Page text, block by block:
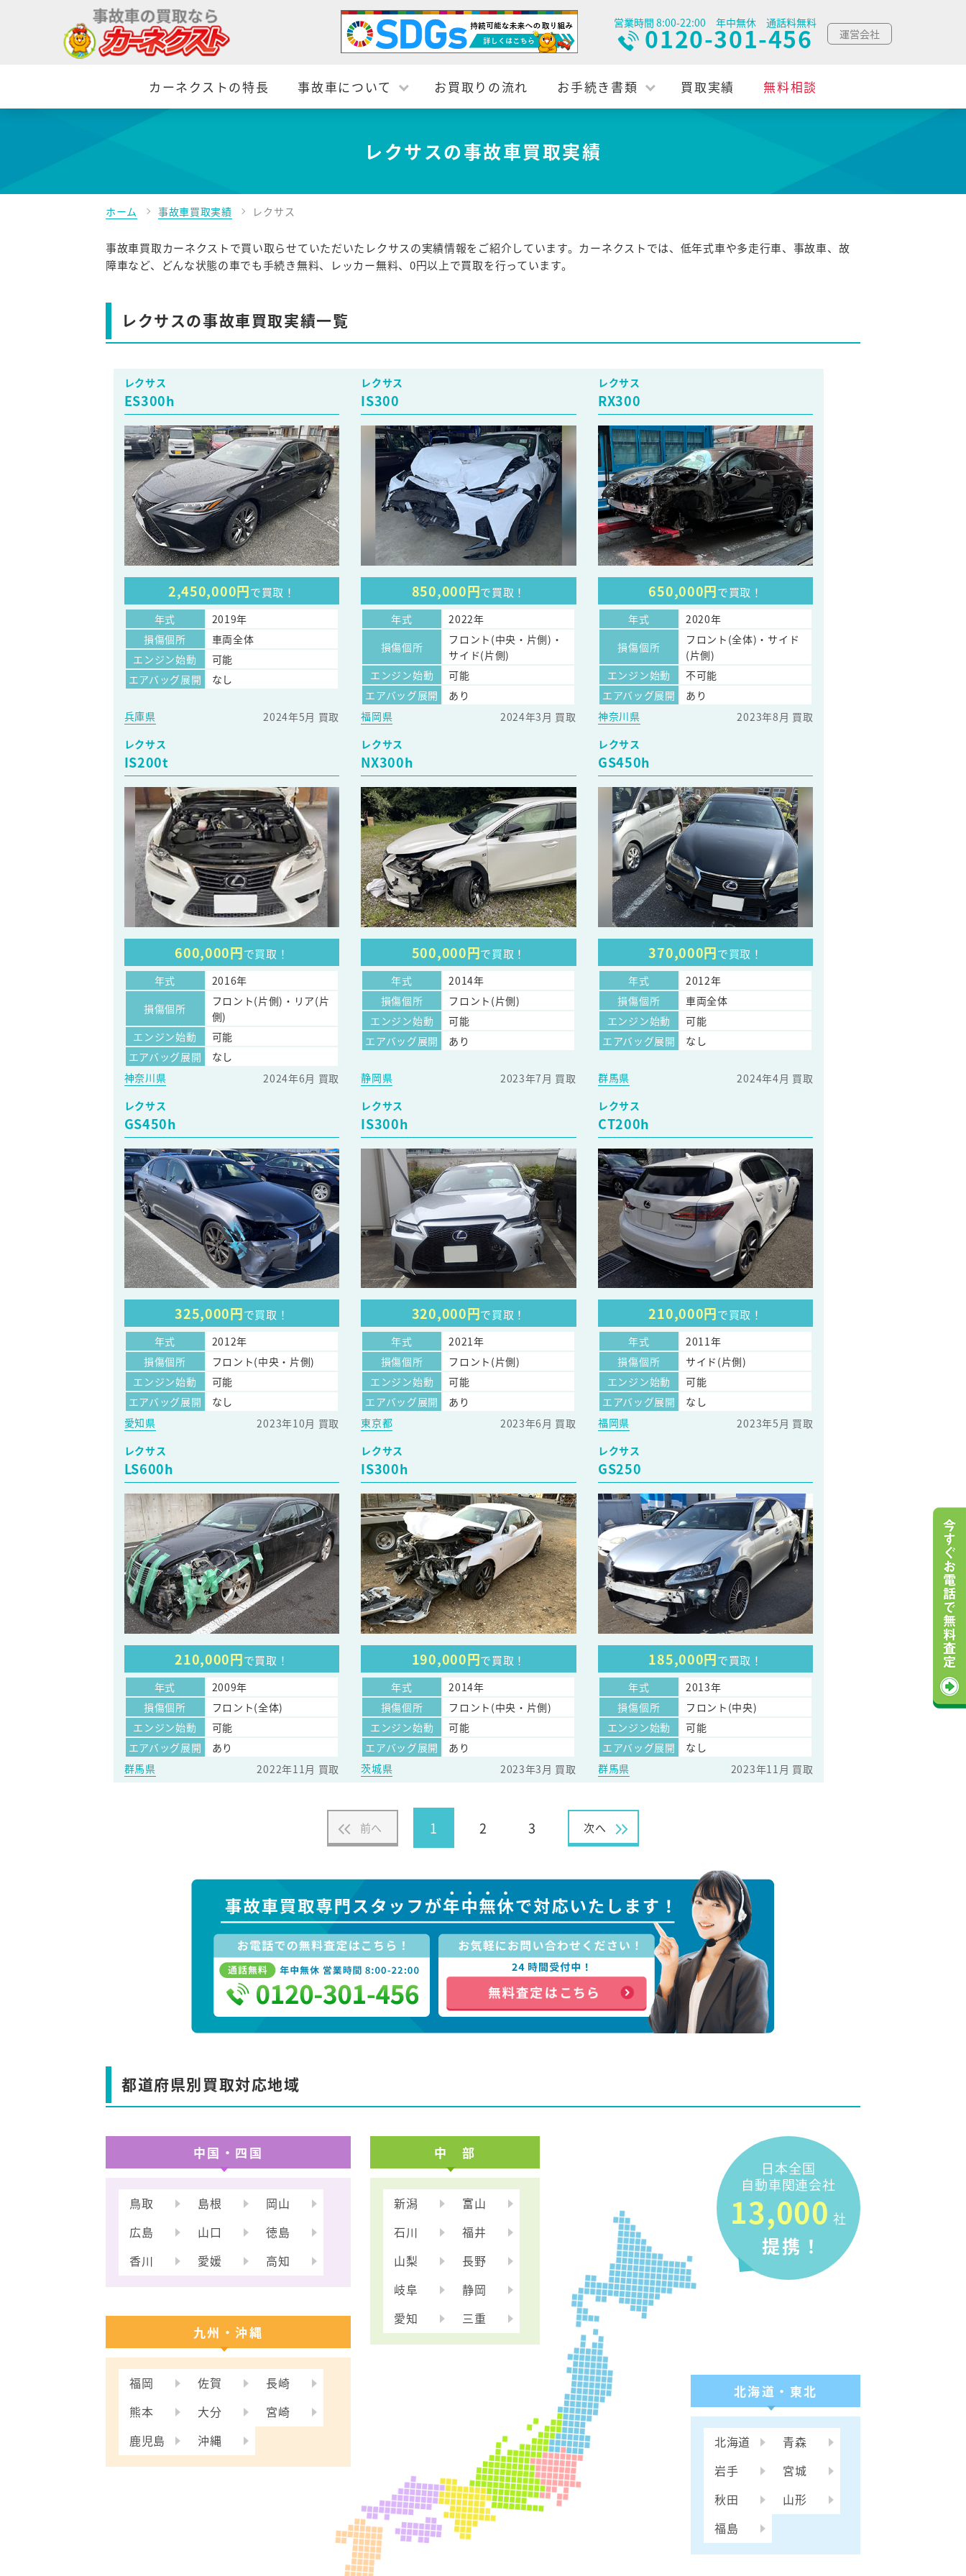
営業時間 8:00-22:00 年中無休 通話料無料
0120-301-456 運営会社
カーネクストの特長 事故車について お買取りの流れ お手続き書類 買取実績 無料相談
レクサスの事故車買取実績
ホーム 事故車買取実績 レクサス
事故車買取カーネクストで買い取らせていただいたレクサスの実績情報をご紹介しています。カーネクストでは、低年式車や多走行車、事故車、故
障車など、どんな状態の車でも手続き無料、レッカー無料、0円以上で買取を行っています。
レクサスの事故車買取実績一覧
レクサス
ES300h
2,450,000円で買取！
年式
2019年
損傷個所
車両全体
エンジン始動
可能
エアバッグ展開
なし
兵庫県 2024年5月 買取
レクサス
IS300
850,000円で買取！
年式
2022年
損傷個所
フロント(中央・片側)・
サイド(片側)
エンジン始動
可能
エアバッグ展開
あり
福岡県
2024年3月 買取
レクサス
RX300
650,000円で買取！
年式
2020年
損傷個所
フロント(全体)・サイド
(片側)
エンジン始動
不可能
エアバッグ展開
あり
神奈川県
2023年8月 買取
レクサス
IS200t
600,000円で買取！
年式
2016年
損傷個所
フロント(片側)・リア(片
側)
エンジン始動
可能
エアバッグ展開
なし
神奈川県
2024年6月 買取
レクサス
NX300h
500,000円で買取！
年式
2014年
損傷個所
フロント(片側)
エンジン始動
可能
エアバッグ展開
あり
静岡県 2023年7月 買取
レクサス
GS450h
370,000円で買取！
年式
2012年
損傷個所
車両全体
エンジン始動
可能
エアバッグ展開
なし
群馬県
2024年4月 買取
レクサス
GS450h
325,000円で買取！
年式
2012年
損傷個所
フロント(中央・片側)
エンジン始動
可能
エアバッグ展開
なし
愛知県
2023年10月 買取
レクサス
IS300h
320,000円で買取！
年式
2021年
損傷個所
フロント(片側)
エンジン始動
可能
エアバッグ展開
あり
東京都
2023年6月 買取
レクサス
CT200h
210,000円で買取！
年式
2011年
損傷個所
サイド(片側)
エンジン始動
可能
エアバッグ展開
なし
福岡県
2023年5月 買取
レクサス
LS600h
210,000円で買取！
年式
2009年
損傷個所
フロント(全体)
エンジン始動
可能
エアバッグ展開
あり
群馬県
2022年11月 買取
レクサス
IS300h
190,000円で買取！
年式
2014年
損傷個所
フロント(中央・片側)
エンジン始動
可能
エアバッグ展開
あり
茨城県
2023年3月 買取
レクサス
GS250
185,000円で買取！
年式
2013年
損傷個所
フロント(中央)
エンジン始動
可能
エアバッグ展開
なし
群馬県
2023年11月 買取
前へ 1 2 3 次へ
都道府県別買取対応地域
日本全国
自動車関連会社
13,000 社
提携！
北海道・東北
北海道
青森
岩手
宮城
秋田
山形
福島
中 部
新潟
富山
石川
福井
山梨
長野
岐阜
静岡
愛知
三重
中国・四国
鳥取 島根
岡山
広島
山口
徳島
香川
愛媛 高知
九州・沖縄
福岡 佐賀
長崎
熊本
大分
宮崎
鹿児島
沖縄